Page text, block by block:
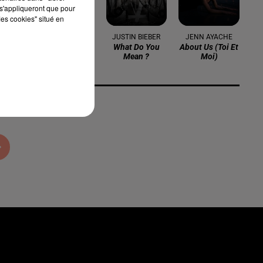
JUSTIN BIEBER
What Do You
Mean ?
JENN AYACHE
About Us (toi Et
Moi)
que pour
cookies" situé en